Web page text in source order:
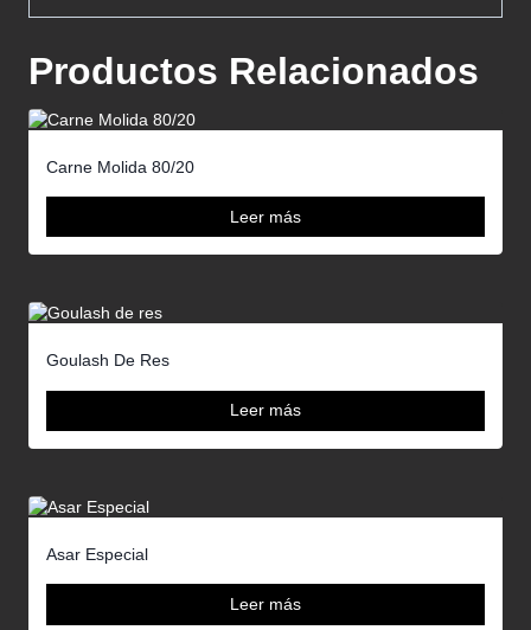
Productos Relacionados
Carne Molida 80/20
Leer más
Goulash De Res
Leer más
Asar Especial
Leer más